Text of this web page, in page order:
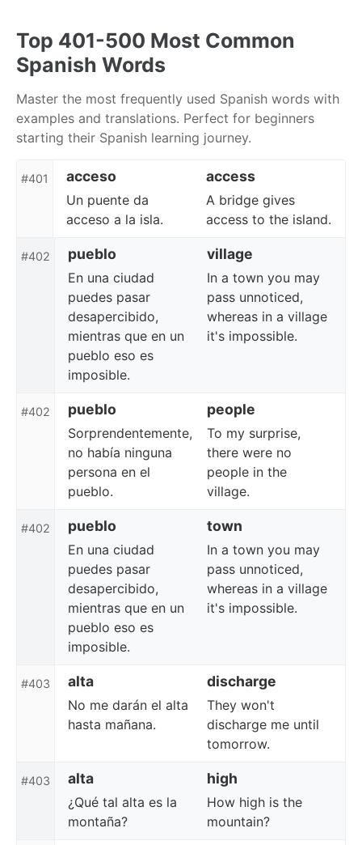
primary
navigation
content
footer
Top 401-500 Most Common
Spanish Words
Master the most frequently used Spanish words with
examples and translations. Perfect for beginners
starting their Spanish learning journey.
#401 acceso access
Un puente da
acceso a la isla.
A bridge gives
access to the island.
#402 pueblo village
En una ciudad
puedes pasar
desapercibido,
mientras que en un
pueblo eso es
imposible.
In a town you may
pass unnoticed,
whereas in a village
it's impossible.
#402 pueblo people
Sorprendentemente,
no había ninguna
persona en el
pueblo.
To my surprise,
there were no
people in the
village.
#402 pueblo town
En una ciudad
puedes pasar
desapercibido,
mientras que en un
pueblo eso es
imposible.
In a town you may
pass unnoticed,
whereas in a village
it's impossible.
#403 alta discharge
No me darán el alta
hasta mañana.
They won't
discharge me until
tomorrow.
#403 alta high
¿Qué tal alta es la
montaña?
How high is the
mountain?